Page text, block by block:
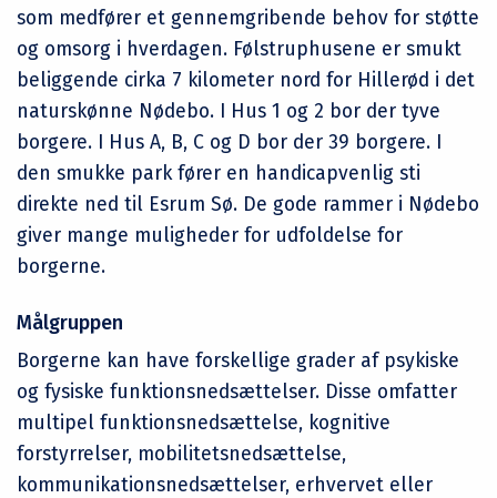
som medfører et gennemgribende behov for støtte
og omsorg i hverdagen. Følstruphusene er smukt
beliggende cirka 7 kilometer nord for Hillerød i det
naturskønne Nødebo. I Hus 1 og 2 bor der tyve
borgere. I Hus A, B, C og D bor der 39 borgere. I
den smukke park fører en handicapvenlig sti
direkte ned til Esrum Sø. De gode rammer i Nødebo
giver mange muligheder for udfoldelse for
borgerne.
Målgruppen
Borgerne kan have forskellige grader af psykiske
og fysiske funktionsnedsættelser. Disse omfatter
multipel funktionsnedsættelse, kognitive
forstyrrelser, mobilitetsnedsættelse,
kommunikationsnedsættelser, erhvervet eller